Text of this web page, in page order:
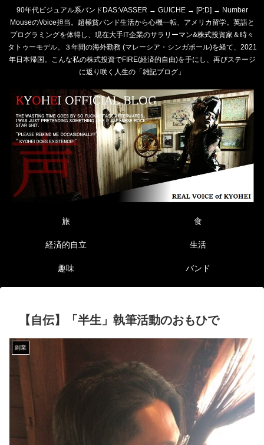
90年代ビジュアル系バンドDAS:VASSER → GUICHE → [P:D] → Number
MouseのVoice担当。超極貧バンド生活から心機一転、アメリカ留学。英語と
プログラミングを体得し、現在大手IT企業のサラリーマン&株式投資家＆時々
タトゥーモデル。３年間の海外勤務 (マレーシア・シンガポール)を経て、2021
年日本帰国。こんな私の株式投資でFIRE(経済的自由)を手にし、再びステージ
に返り咲く人生の「雑記ブログ」
旅 食
経済的自立 生活
趣味 バンド
【自伝】「半生」執筆活動のおもひで
副業